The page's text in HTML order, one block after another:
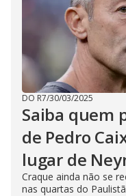
DO R7/30/03/2025
Saiba quem
de Pedro
lugar de
Craque ainda não se
nas quartas do